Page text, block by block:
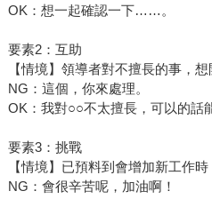
OK：想一起確認一下……。
要素2：互助
【情境】領導者對不擅長的事，
NG：這個，你來處理。
OK：我對○○不太擅長，可以的話
要素3：挑戰
【情境】已預料到會增加新工作時
NG：會很辛苦呢，加油啊！